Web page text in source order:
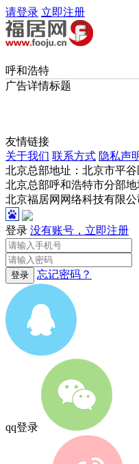
请登录 立即注册
呼和浩特
广告详情标题
友情链接
关于我们 联系方式 隐私声
北京总部地址：北京市平
北京总部呼和浩特市分部地
北京福居网网络科技有限公
登录 没有账号，立即注册
忘记密码？
qq登录